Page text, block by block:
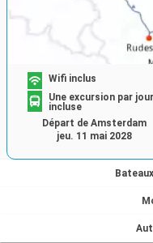
Wifi inclus
Une excursion par jour
incluse
Départ de Amsterdam
jeu. 11 mai 2028